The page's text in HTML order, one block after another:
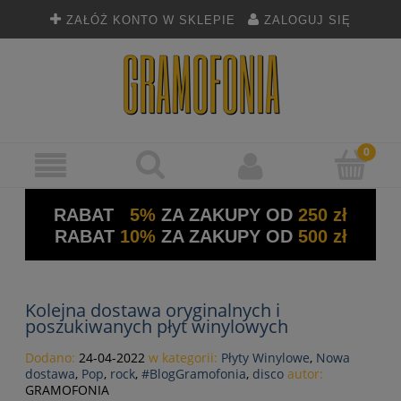
ZAŁÓŻ KONTO W SKLEPIE ZALOGUJ SIĘ
RABAT 5% ZA ZAKUPY OD 250 zł
RABAT 10%ZA ZAKUPY OD 500 zł
Kolejna dostawa oryginalnych i
poszukiwanych płyt winylowych
Dodano: 24-04-2022 w kategorii: Płyty Winylowe, Nowa
dostawa, Pop, rock, #BlogGramofonia, disco autor:
GRAMOFONIA